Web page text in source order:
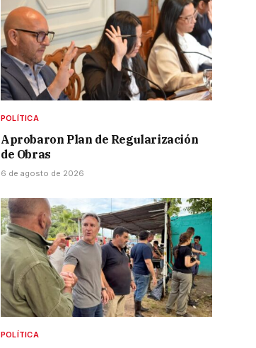
POLÍTICA
Aprobaron Plan de Regularización
de Obras
6 de agosto de 2026
POLÍTICA